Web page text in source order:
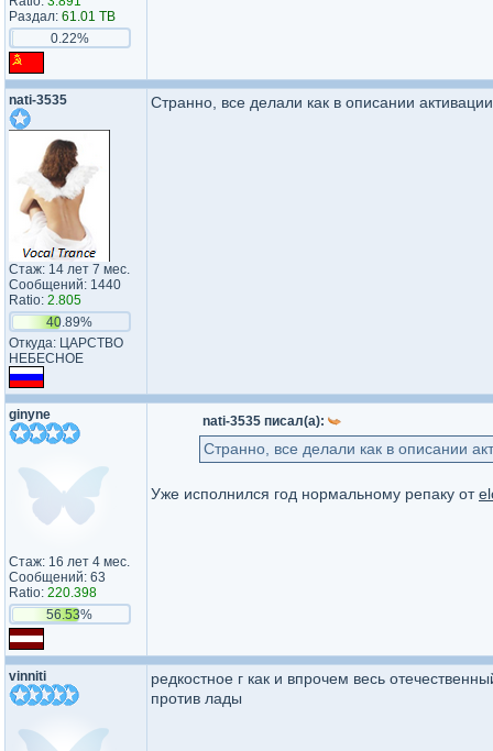
Раздал: 61.01 TB
0.22%
nati-3535
Стаж: 14 лет 7 мес.
Сообщений: 1440
Ratio: 2.805
40.89%
Откуда: ЦАРСТВО
НЕБЕСНОЕ
Странно, все делали как в описании
ginyne
Стаж: 16 лет 4 мес.
Сообщений: 63
Ratio: 220.398
56.53%
nati-3535 писал(а):
Странно, все делали как в описании
Уже исполнился год нормальному репаку от
vinniti
редкостное г как и впрочем весь
против лады